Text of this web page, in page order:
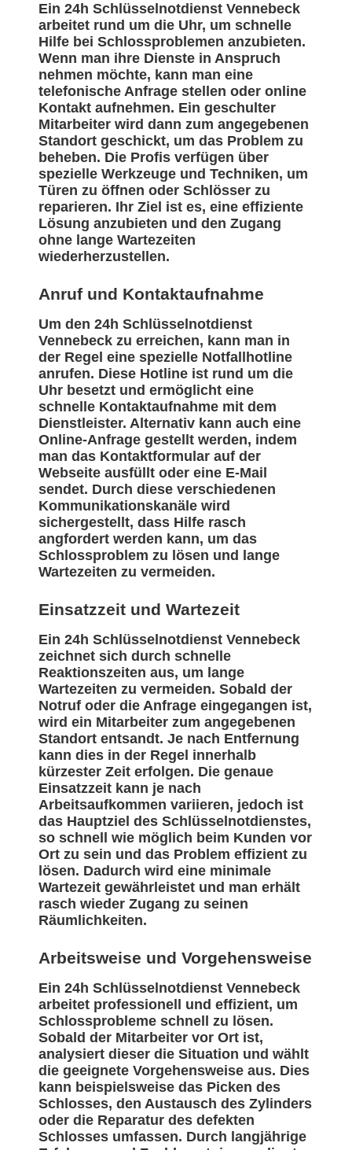
Ein 24h Schlüsselnotdienst Vennebeck
arbeitet rund um die Uhr, um schnelle
Hilfe bei Schlossproblemen anzubieten.
Wenn man ihre Dienste in Anspruch
nehmen möchte, kann man eine
telefonische Anfrage stellen oder online
Kontakt aufnehmen. Ein geschulter
Mitarbeiter wird dann zum angegebenen
Standort geschickt, um das Problem zu
beheben. Die Profis verfügen über
spezielle Werkzeuge und Techniken, um
Türen zu öffnen oder Schlösser zu
reparieren. Ihr Ziel ist es, eine effiziente
Lösung anzubieten und den Zugang
ohne lange Wartezeiten
wiederherzustellen.
Anruf und Kontaktaufnahme
Um den 24h Schlüsselnotdienst
Vennebeck zu erreichen, kann man in
der Regel eine spezielle Notfallhotline
anrufen. Diese Hotline ist rund um die
Uhr besetzt und ermöglicht eine
schnelle Kontaktaufnahme mit dem
Dienstleister. Alternativ kann auch eine
Online-Anfrage gestellt werden, indem
man das Kontaktformular auf der
Webseite ausfüllt oder eine E-Mail
sendet. Durch diese verschiedenen
Kommunikationskanäle wird
sichergestellt, dass Hilfe rasch
angfordert werden kann, um das
Schlossproblem zu lösen und lange
Wartezeiten zu vermeiden.
Einsatzzeit und Wartezeit
Ein 24h Schlüsselnotdienst Vennebeck
zeichnet sich durch schnelle
Reaktionszeiten aus, um lange
Wartezeiten zu vermeiden. Sobald der
Notruf oder die Anfrage eingegangen ist,
wird ein Mitarbeiter zum angegebenen
Standort entsandt. Je nach Entfernung
kann dies in der Regel innerhalb
kürzester Zeit erfolgen. Die genaue
Einsatzzeit kann je nach
Arbeitsaufkommen variieren, jedoch ist
das Hauptziel des Schlüsselnotdienstes,
so schnell wie möglich beim Kunden vor
Ort zu sein und das Problem effizient zu
lösen. Dadurch wird eine minimale
Wartezeit gewährleistet und man erhält
rasch wieder Zugang zu seinen
Räumlichkeiten.
Arbeitsweise und Vorgehensweise
Ein 24h Schlüsselnotdienst Vennebeck
arbeitet professionell und effizient, um
Schlossprobleme schnell zu lösen.
Sobald der Mitarbeiter vor Ort ist,
analysiert dieser die Situation und wählt
die geeignete Vorgehensweise aus. Dies
kann beispielsweise das Picken des
Schlosses, den Austausch des Zylinders
oder die Reparatur des defekten
Schlosses umfassen. Durch langjährige